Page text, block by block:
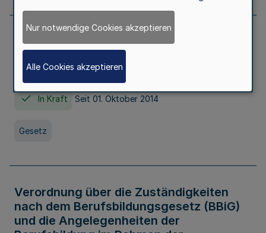
Gesetz über die Hochschulen des Landes
Nordrhein-Westfalen (Hochschulgesetz -
HG)
In Kraft Seit 01. Oktober 2014
Gesetz
Verordnung über die Zuständigkeiten
nach dem Berufsbildungsgesetz (BBiG)
und die Angelegenheiten der
Nur notwendige Cookies akzeptieren
Alle Cookies akzeptieren